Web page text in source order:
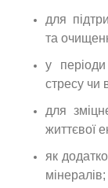
для
та
у
стресу чи
для
життєвої
як
мінералів;